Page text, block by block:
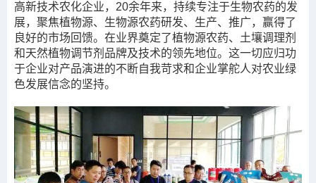
高新技术农化企业，20余年来，持续专注于生物农药的发
展，聚焦植物源、生物源农药研发、生产、推广，赢得了
良好的市场回馈。在业界奠定了植物源农药、土壤调理剂
和天然植物调节剂品牌及技术的领先地位。这一切应归功
于企业对产品演进的不断自我苛求和企业掌舵人对农业绿
色发展信念的坚持。